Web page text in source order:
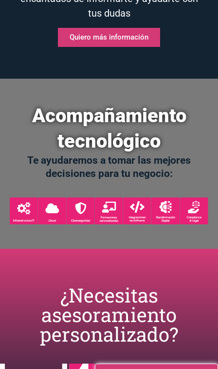
tus dudas
Quiero más información
Acompañamiento
tecnológico
Te ayudaremos a tomar las mejores
decisiones para tu negocio:
¿Necesitas
asesoramiento
personalizado?​